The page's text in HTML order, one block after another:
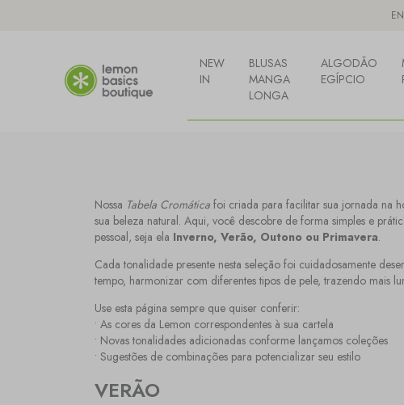
NEW
IN
BLUSAS
MANGA
LONGA
ALGODÃO
EGÍPCIO
Nossa Tabela Cromática foi criada para facilitar sua jornada na
sua beleza natural. Aqui, você descobre de forma simples e
pessoal, seja ela Inverno, Verão, Outono ou Primavera.
Cada tonalidade presente nesta seleção foi cuidadosamente
tempo, harmonizar com diferentes tipos de pele, trazendo mais
Use esta página sempre que quiser conferir:
• As cores da Lemon correspondentes à sua cartela
• Novas tonalidades adicionadas conforme lançamos coleções
• Sugestões de combinações para potencializar seu estilo
VERÃO